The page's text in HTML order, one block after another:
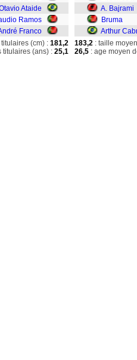
Ataide
Ramos
Franco
A. Bajrami
Bruma
Arthur
(cm) : 181,2
titulaires (ans) : 25,1
183,2 : taille
26,5 : age moyen